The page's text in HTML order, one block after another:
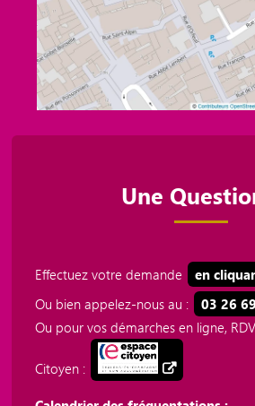
Une
Effectuez votre demande
en
Ou bien appelez-nous au :
03 26
Ou pour vos démarches en ligne,
Citoyen :